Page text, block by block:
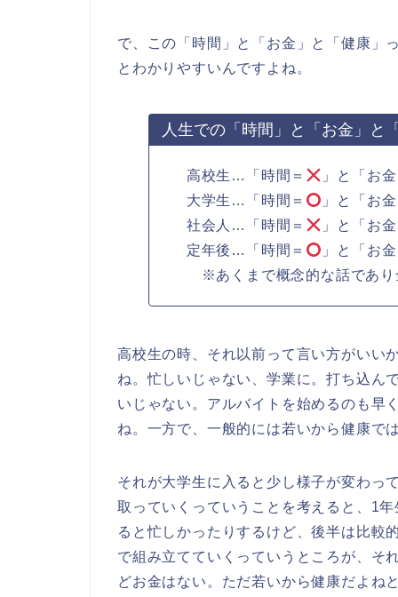
で、この「時間」と「お金」と「健康」
とわかりやすいんですよね。
人生での「時間」と「お金」と
高校生…「時間＝
」と「お
大学生…「時間＝
」と「お
社会人…「時間＝
」と「お
定年後…「時間＝
」と「お
※あくまで概念的な話であり
高校生の時、それ以前って言い方がいい
ね。忙しいじゃない、学業に。打ち込ん
いじゃない。アルバイトを始めるのも早
ね。一方で、一般的には若いから健康で
それが大学生に入ると少し様子が変わっ
取っていくっていうことを考えると、1
ると忙しかったりするけど、後半は比較
で組み立てていくっていうところが、そ
どお金はない。ただ若いから健康だよね